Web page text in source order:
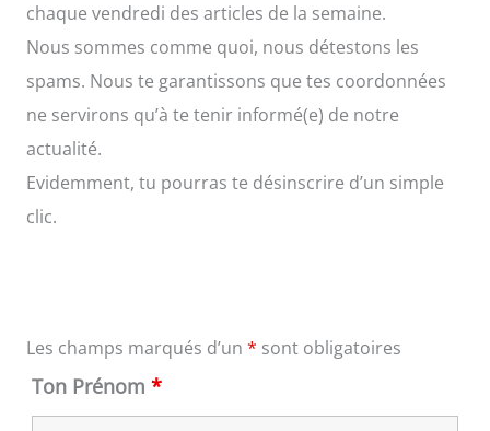
chaque vendredi des articles de la semaine.
Nous sommes comme quoi, nous détestons les
spams. Nous te garantissons que tes coordonnées
ne servirons qu’à te tenir informé(e) de notre
actualité.
Evidemment, tu pourras te désinscrire d’un simple
clic.
Les champs marqués d’un * sont obligatoires
Ton Prénom *